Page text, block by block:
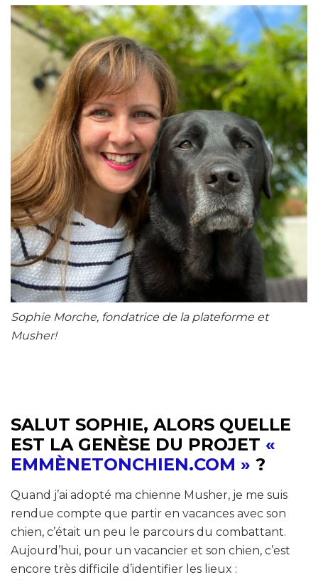
Sophie Morche, fondatrice de la plateforme et
Musher!
SALUT SOPHIE, ALORS QUELLE
EST LA GENÈSE DU PROJET «
EMMÈNETONCHIEN.COM » ?
Quand j’ai adopté ma chienne Musher, je me suis
rendue compte que partir en vacances avec son
chien, c’était un peu le parcours du combattant.
Aujourd’hui, pour un vacancier et son chien, c’est
encore très difficile d’identifier les lieux :